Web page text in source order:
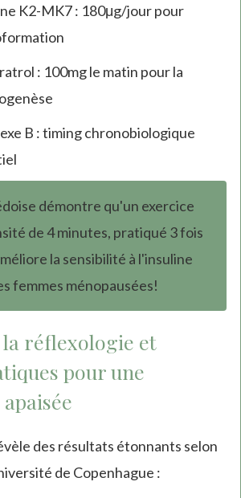
K2-MK7 : 180μg/jour pour
: 100mg le matin pour la
B : timing chronobiologique
démontre qu'un exercice
de 4 minutes, pratiqué 3 fois
la sensibilité à l'insuline
femmes ménopausées!
réflexologie et
pour une
des résultats étonnants selon
de Copenhague :